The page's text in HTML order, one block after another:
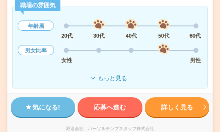
職場の雰囲気
年齢層
20代
30代 40代 50代
60代
男女比率
女性
男性
もっと見る
気になる! 応募へ進む 詳しく見る
派遣会社 パーソルテンプスタッフ株式会社